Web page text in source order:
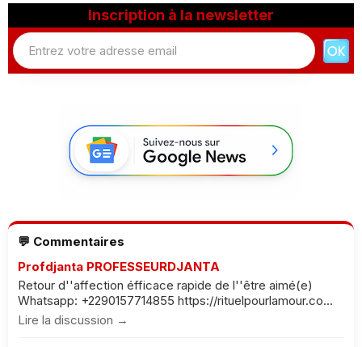
Inscription à la newsletter
💬 Commentaires
Profdjanta PROFESSEURDJANTA
Retour d''affection éfficace rapide de l''être aimé(e)
Whatsapp: +2290157714855 https://rituelpourlamour.co...
Lire la discussion →